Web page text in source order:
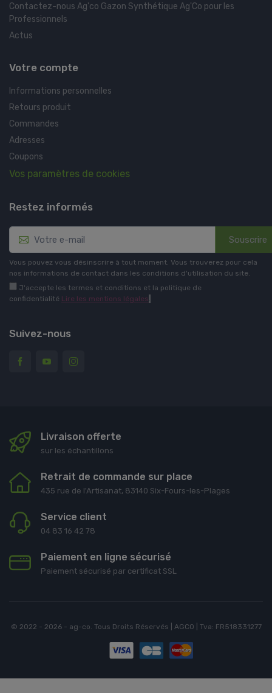
Contactez-nous Ag'co Gazon Synthétique Ag'Co pour les
Professionnels
Actus
Votre compte
Informations personnelles
Retours produit
Commandes
Adresses
Coupons
Vos paramètres de cookies
Restez informés
Souscrire
Vous pouvez vous désinscrire à tout moment. Vous trouverez pour cela
nos informations de contact dans les conditions d'utilisation du site.
J'accepte les termes et conditions et la politique de
confidentialité Lire les mentions légales.
Suivez-nous
Livraison offerte
sur les échantillons
Retrait de commande sur place
435 rue de l'Artisanat, 83140 Six-Fours-les-Plages
Service client
04 83 16 42 78
Paiement en ligne sécurisé
Paiement sécurisé par certificat SSL
© 2022 - 2026 - ag-co. Tous Droits Réservés | AGCO | Tva: FR518331277